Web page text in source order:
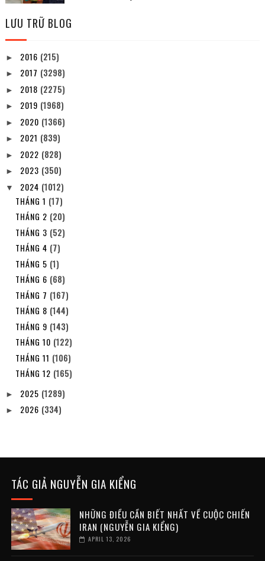
LƯU TRỮ BLOG
► 2016 (215)
► 2017 (3298)
► 2018 (2275)
► 2019 (1968)
► 2020 (1366)
► 2021 (839)
► 2022 (828)
► 2023 (350)
▼ 2024 (1012)
THÁNG 1 (17)
THÁNG 2 (20)
THÁNG 3 (52)
THÁNG 4 (7)
THÁNG 5 (1)
THÁNG 6 (68)
THÁNG 7 (167)
THÁNG 8 (144)
THÁNG 9 (143)
THÁNG 10 (122)
THÁNG 11 (106)
THÁNG 12 (165)
► 2025 (1289)
► 2026 (334)
TÁC GIẢ NGUYỄN GIA KIỂNG
NHỮNG ĐIỀU CẦN BIẾT NHẤT VỀ CUỘC CHIẾN
IRAN (NGUYỄN GIA KIỂNG)
APRIL 13, 2026